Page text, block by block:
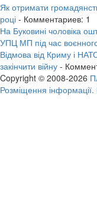
Як отримати
році - Комментариев: 1
На Буковині чоловіка
УПЦ МП під час
Відмова від Криму і
закінчити війну -
Copyright © 2008-2026
Розміщення інформації.